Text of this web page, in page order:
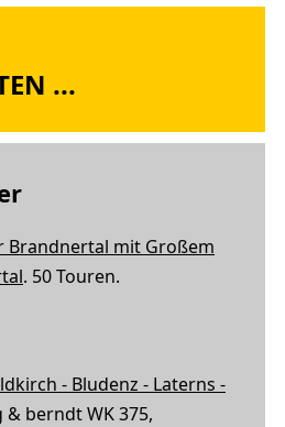
...
Brandnertal mit Großem
. 50 Touren.
- Bludenz - Laterns -
& berndt WK 375,